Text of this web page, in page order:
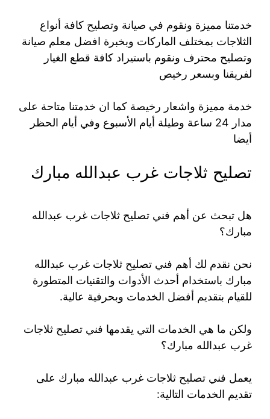
خدمتنا مميزة ونقوم في صيانة وتصليح كافة أنواع
الثلاجات بمختلف الماركات وبخبرة افضل معلم صيانة
وتصليح محترف ونقوم باستيراد كافة قطع الغيار
لفريقنا وبسعر رخيص
خدمة مميزة واشعار رخيصة كما ان خدمتنا متاحة على
مدار 24 ساعة وطيلة أيام الأسبوع وفي أيام الحظر
أيضا
تصليح ثلاجات غرب عبدالله مبارك
هل تبحث عن أهم فني تصليح ثلاجات غرب عبدالله
مبارك؟
نحن نقدم لك أهم فني تصليح ثلاجات غرب عبدالله
مبارك باستخدام أحدث الأدوات والتقنيات المتطورة
للقيام بتقديم أفضل الخدمات وبحرفية عالية.
ولكن ما هي الخدمات التي يقدمها فني تصليح ثلاجات
غرب عبدالله مبارك؟
يعمل فني تصليح ثلاجات غرب عبدالله مبارك على
تقديم الخدمات التالية: